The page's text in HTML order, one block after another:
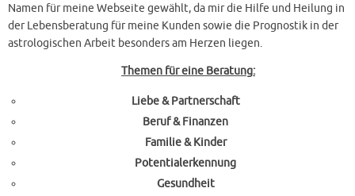
Namen für meine Webseite gewählt, da mir die Hilfe und Heilung in
der Lebensberatung für meine Kunden sowie die Prognostik in der
astrologischen Arbeit besonders am Herzen liegen.
Themen für eine Beratung:
Liebe & Partnerschaft
Beruf & Finanzen
Familie & Kinder
Potentialerkennung
Gesundheit